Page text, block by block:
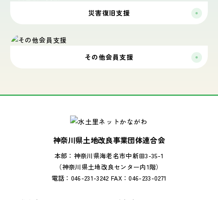
災害復旧支援
その他会員支援
神奈川県土地改良事業団体連合会
本部：神奈川県海老名市中新田3-35-1
（神奈川県土地改良センター内1階）
電話：046-231-3242 FAX：046-233-0271